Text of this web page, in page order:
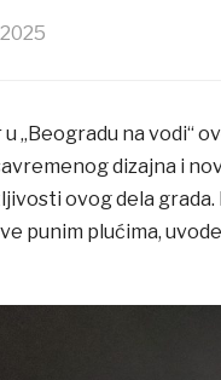
„Beogradu na vodi“
dizajna i
ovog dela grada.
punim plućima,